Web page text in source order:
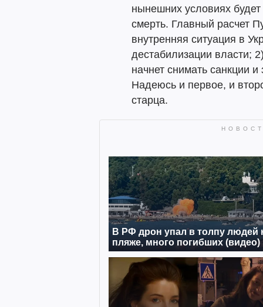
нынешних условиях
смерть. Главный расчет
внутренняя ситуация в
дестабилизации власти;
начнет снимать санкции и
Надеюсь и первое, и
старца.